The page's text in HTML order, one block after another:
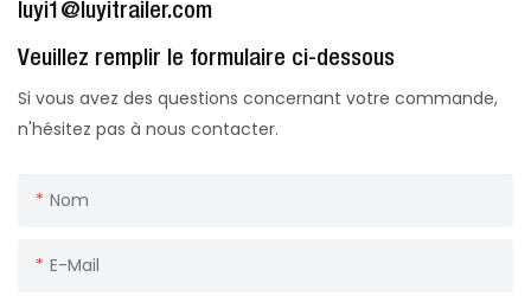
luyi1@luyitrailer.com
Veuillez remplir le formulaire ci-dessous
Si vous avez des questions concernant votre commande,
n'hésitez pas à nous contacter.
Nom
E-Mail